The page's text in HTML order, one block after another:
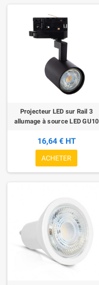
Projecteur LED sur Rail 3
allumage à source LED GU10
16,64 € HT
ACHETER